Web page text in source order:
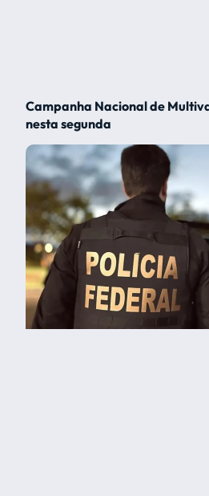
Campanha Nacional de
nesta segunda